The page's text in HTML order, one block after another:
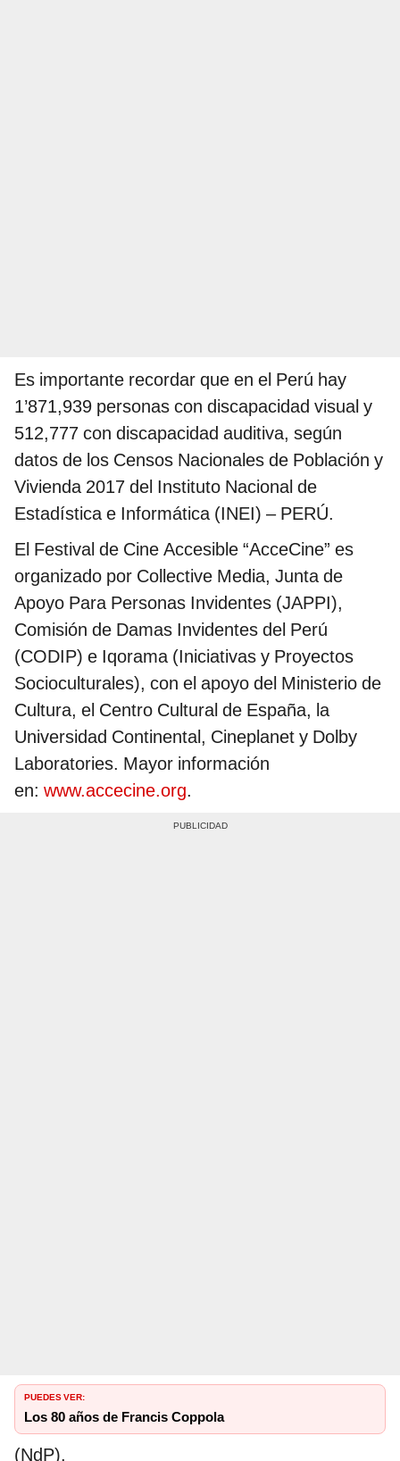
Es importante recordar que en el Perú hay
1’871,939 personas con discapacidad visual y
512,777 con discapacidad auditiva, según
datos de los Censos Nacionales de Población y
Vivienda 2017 del Instituto Nacional de
Estadística e Informática (INEI) – PERÚ.
El Festival de Cine Accesible “AcceCine” es
organizado por Collective Media, Junta de
Apoyo Para Personas Invidentes (JAPPI),
Comisión de Damas Invidentes del Perú
(CODIP) e Iqorama (Iniciativas y Proyectos
Socioculturales), con el apoyo del Ministerio de
Cultura, el Centro Cultural de España, la
Universidad Continental, Cineplanet y Dolby
Laboratories. Mayor información
en: www.accecine.org.
PUEDES VER:
Los 80 años de Francis Coppola
(NdP).